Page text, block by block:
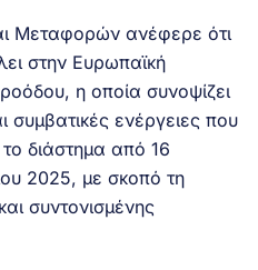
Μεταφορών ανέφερε ότι
στην Ευρωπαϊκή
η οποία συνοψίζει
συμβατικές ενέργειες που
διάστημα από 16
2025, με σκοπό τη
συντονισμένης